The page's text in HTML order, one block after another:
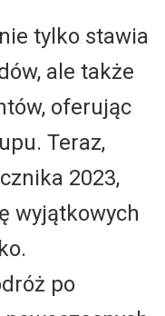
tylko stawia
ale także
oferując
Teraz,
2023,
wyjątkowych
po